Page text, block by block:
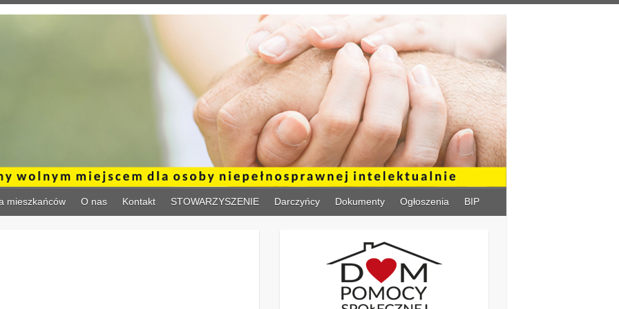
mieszkańców O nas Kontakt STOWARZYSZENIE Darczyńcy Dokumenty Ogłoszenia BIP